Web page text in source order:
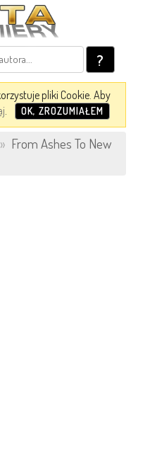
?
pliki Cookie. Aby
. OK, ZROZUMIAŁEM
» From Ashes To New